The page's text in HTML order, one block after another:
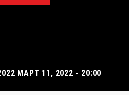
МАРТ 11, 2022 - 20:00